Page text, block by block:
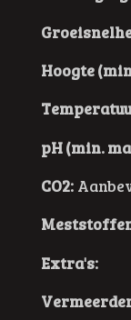
Hoogte
pH (min.
CO2:
Extra's: